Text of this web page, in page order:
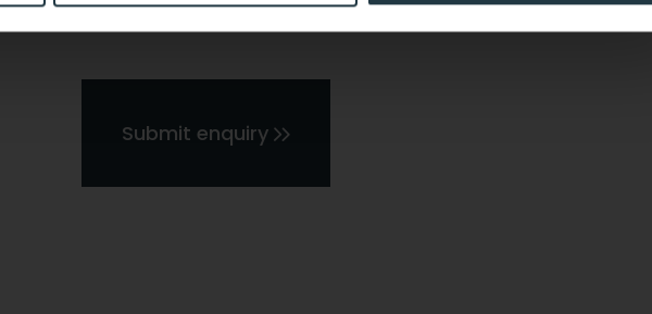
basis of the consent given by me by sending the form.Further information
Submit enquiry